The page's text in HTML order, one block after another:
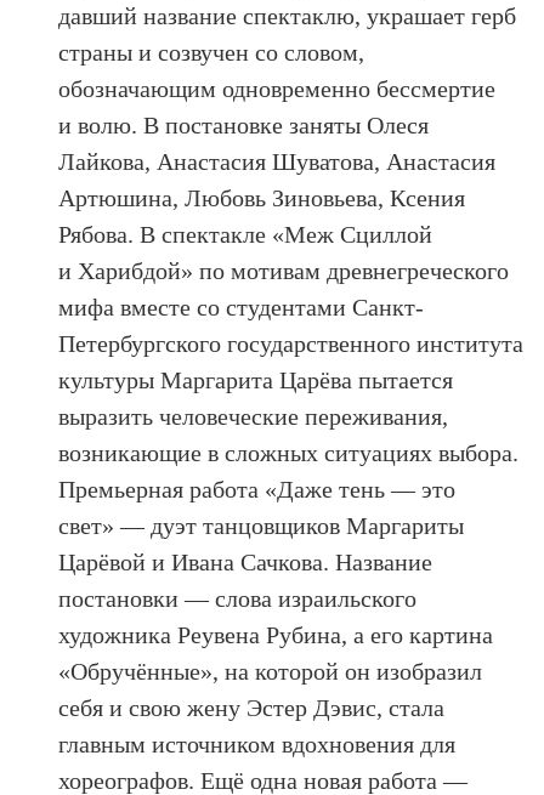
давший название спектаклю, украшает герб
страны и созвучен со словом,
обозначающим одновременно бессмертие
и волю. В постановке заняты Олеся
Лайкова, Анастасия Шуватова, Анастасия
Артюшина, Любовь Зиновьева, Ксения
Рябова. В спектакле «Меж Сциллой
и Харибдой» по мотивам древнегреческого
мифа вместе со студентами Санкт-
Петербургского государственного института
культуры Маргарита Царёва пытается
выразить человеческие переживания,
возникающие в сложных ситуациях выбора.
Премьерная работа «Даже тень — это
свет» — дуэт танцовщиков Маргариты
Царёвой и Ивана Сачкова. Название
постановки — слова израильского
художника Реувена Рубина, а его картина
«Обручённые», на которой он изобразил
себя и свою жену Эстер Дэвис, стала
главным источником вдохновения для
хореографов. Ещё одна новая работа —